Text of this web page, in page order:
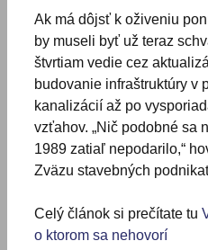
Ak má dôjsť k oživeniu
by museli byť už teraz
štvrtiam vedie cez
budovanie infraštruktúry v
kanalizácií až po
vzťahov. „Nič podobné sa
1989 zatiaľ nepodarilo,“
Zväzu stavebných
Celý článok si prečítate tu
o ktorom sa nehovorí